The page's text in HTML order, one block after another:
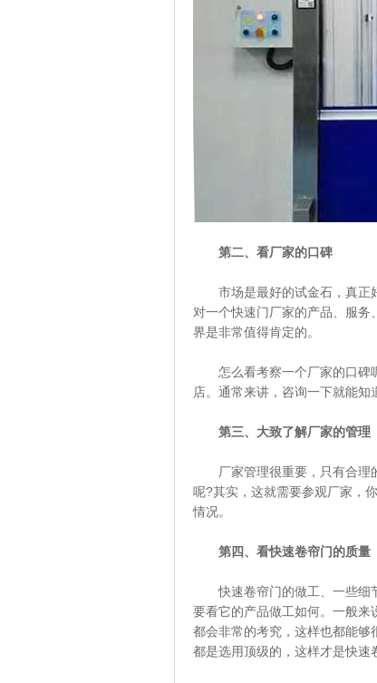
第二、看厂家的口碑
市场是最好的试金石，真正好
对一个快速门厂家的产品、服
界是非常值得肯定的。
怎么看考察一个厂家的口碑呢
店。通常来讲，咨询一下就能知
第三、大致了解厂家的管理
厂家管理很重要，只有合理
呢?其实，这就需要参观厂家，
情况。
第四、看快速卷帘门的质量
快速卷帘门的做工、一些细节
要看它的产品做工如何。一般
都会非常的考究，这样也都能
都是选用顶级的，这样才是快速